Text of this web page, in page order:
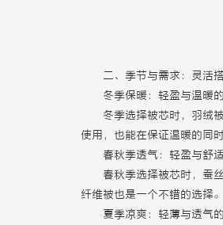
二、季节与需求：灵活
冬季保暖：轻盈与温暖
冬季选择被芯时，羽绒
使用，也能在保证温暖的同
春秋季透气：轻盈与舒
春秋季选择被芯时，蚕
纤维被也是一个不错的选择。
夏季凉爽：轻薄与透气